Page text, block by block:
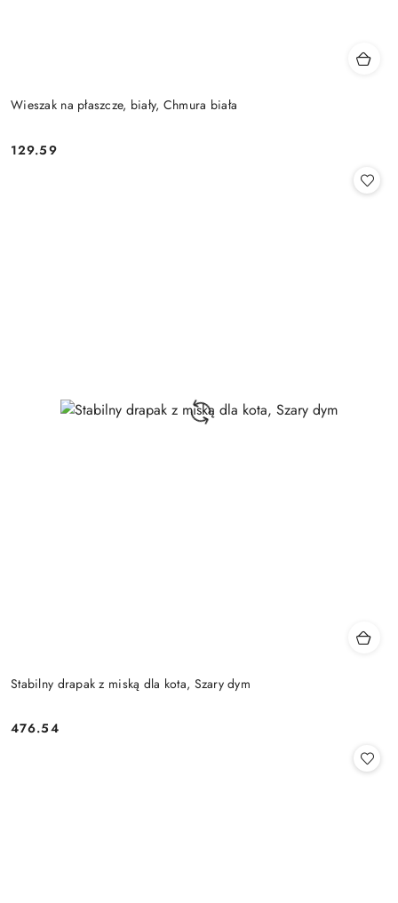
Wieszak na płaszcze, biały, Chmura biała
Cena:
129.59
Stabilny drapak z miską dla kota, Szary dym
Cena:
476.54